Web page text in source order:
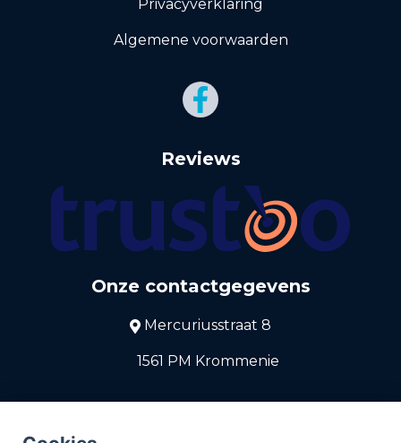
Privacyverklaring
Algemene voorwaarden
Reviews
Onze contactgegevens
Mercuriusstraat 8
1561 PM Krommenie
075-6285400